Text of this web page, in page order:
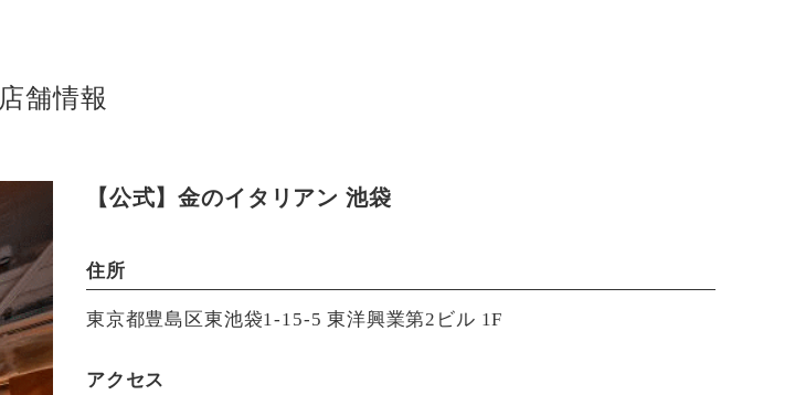
店舗情報
【公式】金のイタリアン 池袋
住所
東京都豊島区東池袋1-15-5 東洋興業第2ビル 1F
アクセス